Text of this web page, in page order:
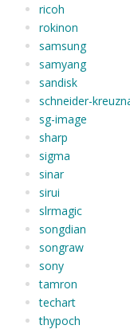
ricoh
rokinon
samsung
samyang
sandisk
schneider-
sg-image
sharp
sigma
sinar
sirui
slrmagic
songdian
songraw
sony
tamron
techart
thypoch